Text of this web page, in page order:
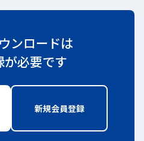
ンロードは
が必要です
しいWindowで開きます
新規会員登録新しいWindow